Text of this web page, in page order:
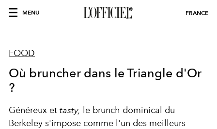
MENU FRANCE
FOOD
Où bruncher dans le Triangle d'Or
?
Généreux et tasty,
le brunch dominical du
Berkeley s'impose comme l'un des meilleurs